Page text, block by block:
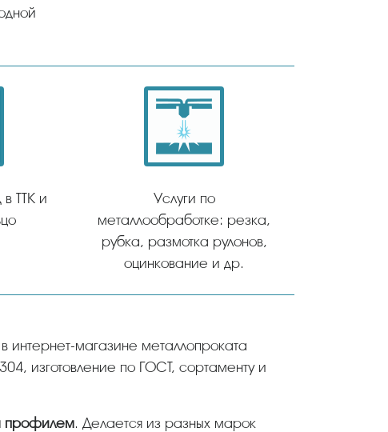
ТТК и
Услуги по
металлообработке: резка,
рубка, размотка рулонов,
оцинкование и др.
изготовление по ГОСТ, сортаменту и
профилем. Делается из разных марок